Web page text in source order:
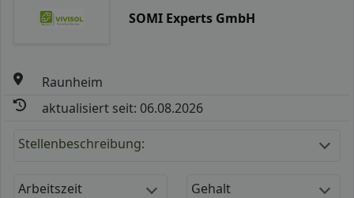
SOMI Experts GmbH
Raunheim
aktualisiert seit: 06.08.2026
Stellenbeschreibung:
Arbeitszeit Gehalt